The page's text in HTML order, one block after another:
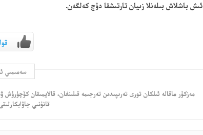
ئىش باشلاش بىلەنلا زىيان تارتىشقا دۇچ كەلگەن.
سەمىمىي
مەزكۇر ماقالە ئىلكان تورى تەرىپىدىن تەرجىمە قىلىنغان، قالايمىقان
قانۇنىي